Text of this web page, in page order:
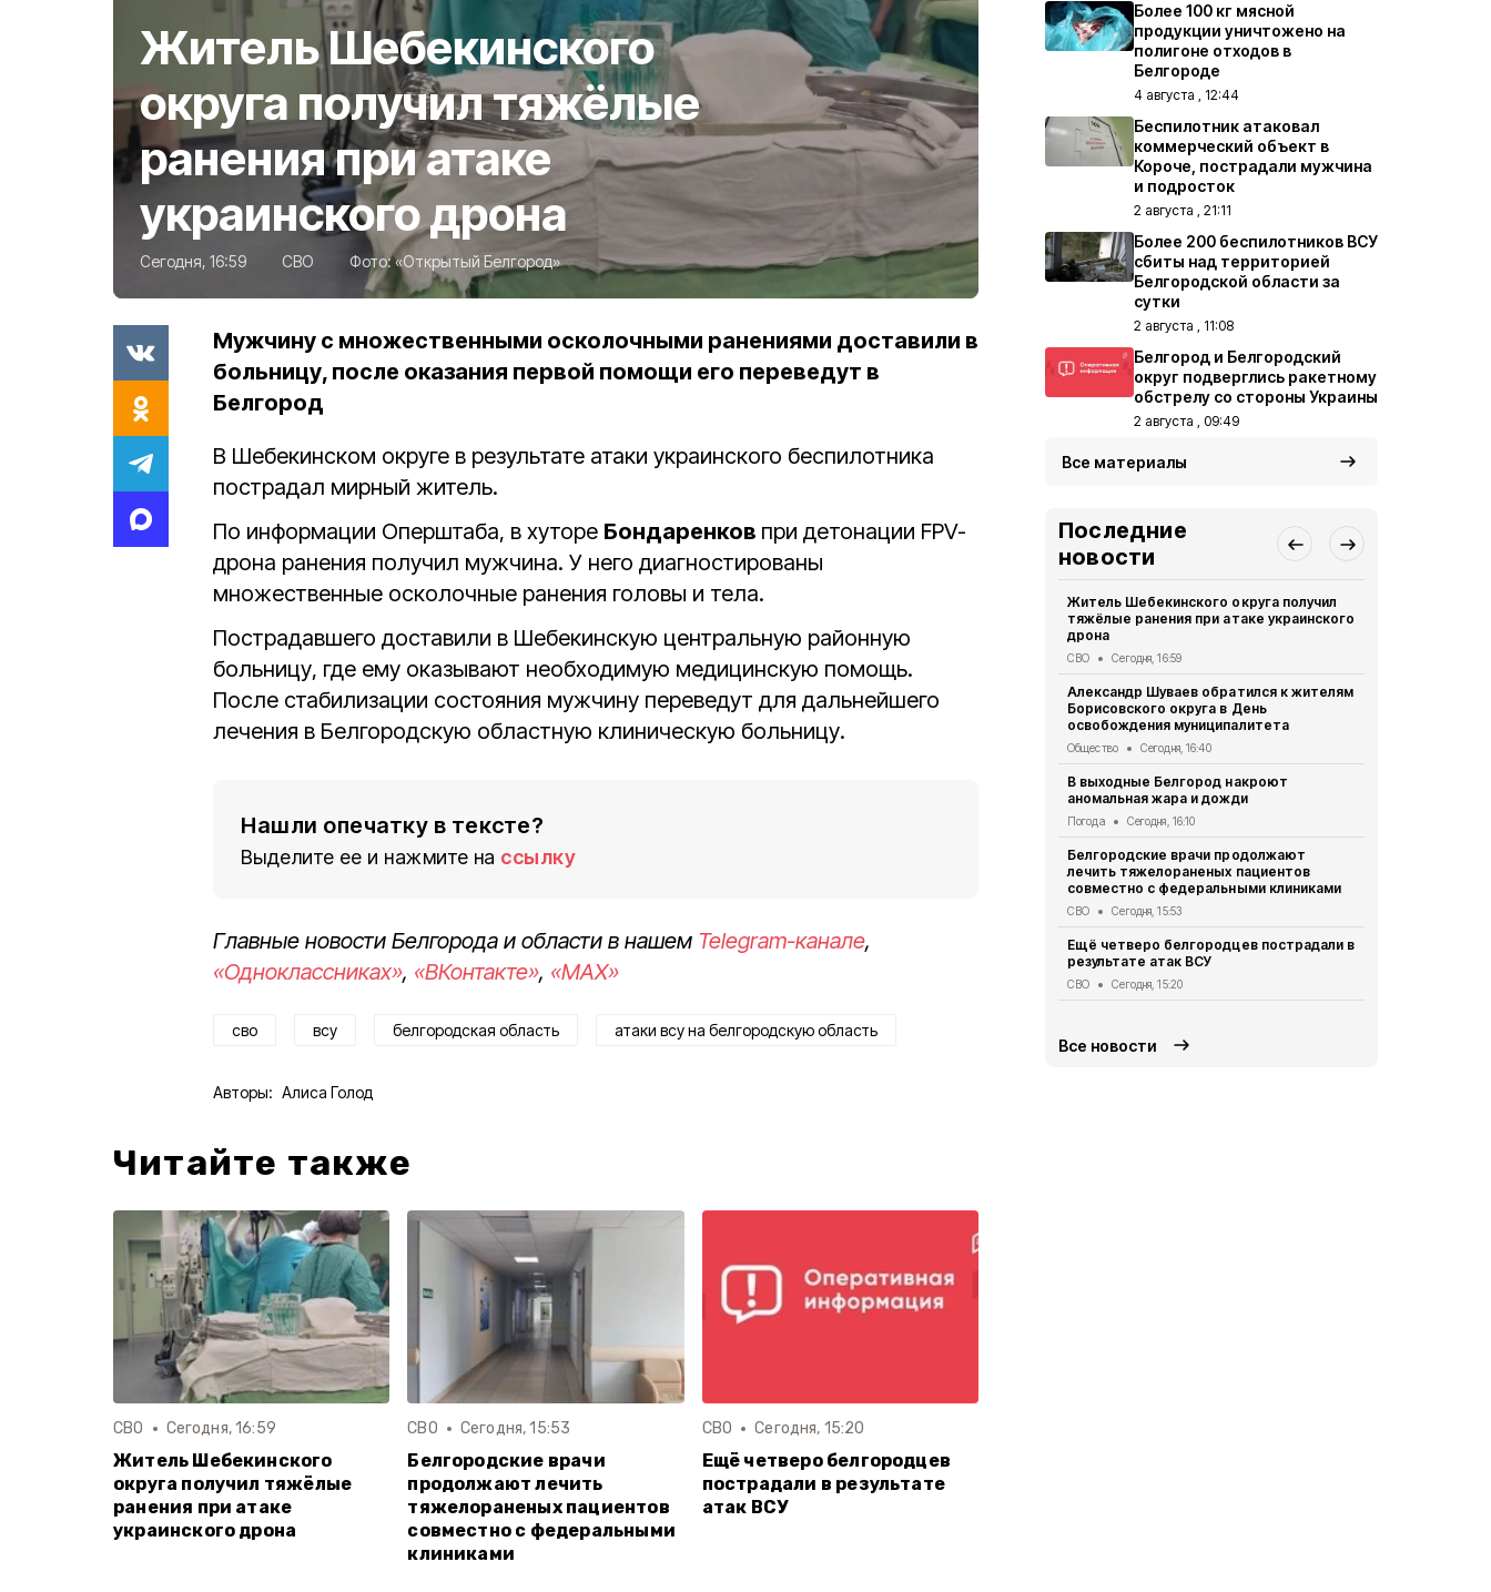
Житель Шебекинского
округа получил тяжёлые
ранения при атаке
украинского дрона
Сегодня, 16:59 СВО Фото:«Открытый Белгород»
Мужчину с множественными осколочными ранениями доставили в
больницу, после оказания первой помощи его переведут в
Белгород
В Шебекинском округе в результате атаки украинского беспилотника
пострадал мирный житель.
По информации Оперштаба, в хуторе Бондаренков при детонации FPV-
дрона ранения получил мужчина. У него диагностированы
множественные осколочные ранения головы и тела.
Пострадавшего доставили в Шебекинскую центральную районную
больницу, где ему оказывают необходимую медицинскую помощь.
После стабилизации состояния мужчину переведут для дальнейшего
лечения в Белгородскую областную клиническую больницу.
Нашли опечатку в тексте?
Выделите ее и нажмите на ссылку
Главные новости Белгорода и области в нашем Telegram-канале,
«Одноклассниках», «ВКонтакте», «MAX»
сво всу белгородская область атаки всу на белгородскую область
Авторы: Алиса Голод
Читайте также
СВО Сегодня, 16:59
Житель Шебекинского
округа получил тяжёлые
ранения при атаке
украинского дрона
СВО Сегодня, 15:53
Белгородские врачи
продолжают лечить
тяжелораненых пациентов
совместно с федеральными
клиниками
СВО Сегодня, 15:20
Ещё четверо белгородцев
пострадали в результате
атак ВСУ
Более 100 кг мясной
продукции уничтожено на
полигоне отходов в
Белгороде
4 августа , 12:44
Беспилотник атаковал
коммерческий объект в
Короче, пострадали мужчина
и подросток
2 августа , 21:11
Более 200 беспилотников ВСУ
сбиты над территорией
Белгородской области за
сутки
2 августа , 11:08
Белгород и Белгородский
округ подверглись ракетному
обстрелу со стороны Украины
2 августа , 09:49
Все материалы
Последние
новости
Житель Шебекинского округа получил
тяжёлые ранения при атаке украинского
дрона
СВО Сегодня, 16:59
Александр Шуваев обратился к жителям
Борисовского округа в День
освобождения муниципалитета
Общество Сегодня, 16:40
В выходные Белгород накроют
аномальная жара и дожди
Погода Сегодня, 16:10
Белгородские врачи продолжают
лечить тяжелораненых пациентов
совместно с федеральными клиниками
СВО Сегодня, 15:53
Ещё четверо белгородцев пострадали в
результате атак ВСУ
СВО Сегодня, 15:20
Все новости